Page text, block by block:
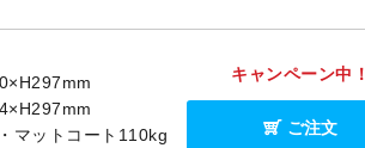
マットコート110kg
キャンペーン中！
ご注文